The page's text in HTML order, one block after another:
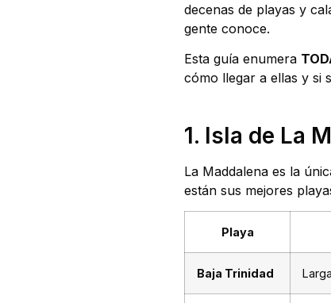
decenas de playas y
gente conoce.
Esta guía enumera
cómo llegar a ellas y si
1. Isla de La
La Maddalena es la
están sus mejores
Playa
Baja Trinidad